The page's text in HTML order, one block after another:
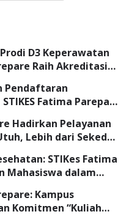
D3 Keperawatan
Raih Akreditasi
Pendaftaran
Fatima Parepare
Hadirkan Pelayanan
Lebih dari Sekedar
STIKes Fatima
Mahasiswa dalam
Kampus
Komitmen “Kuliah